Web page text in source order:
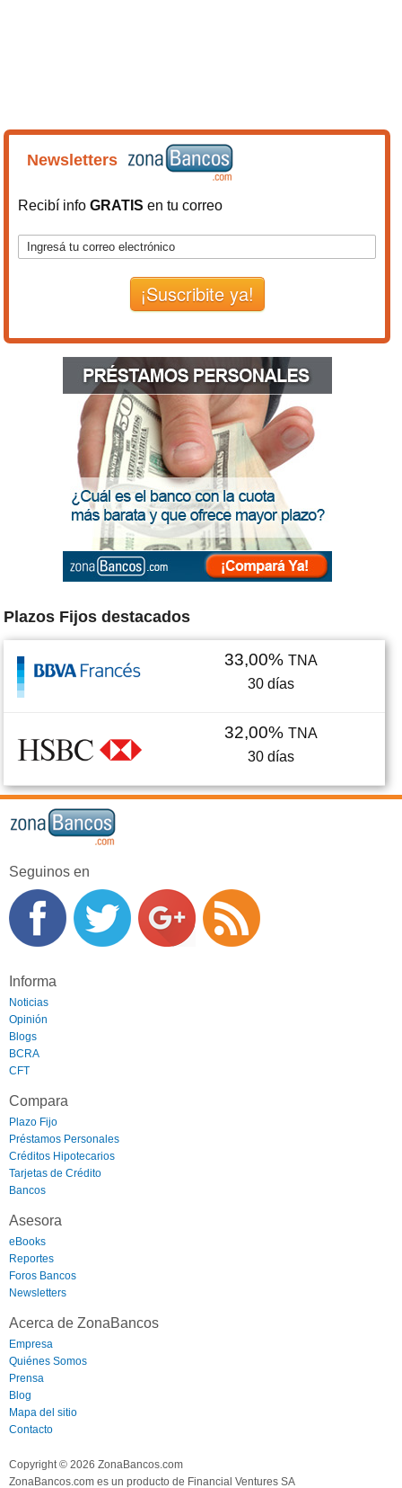
Newsletters
Recibí infoGRATIS en tu correo
¡Suscribite ya!
Plazos Fijos destacados
33,00% TNA
30 días
32,00% TNA
30 días
Seguinos en
Informa
Noticias
Opinión
Blogs
BCRA
CFT
Compara
Plazo Fijo
Préstamos Personales
Créditos Hipotecarios
Tarjetas de Crédito
Bancos
Asesora
eBooks
Reportes
Foros Bancos
Newsletters
Acerca de ZonaBancos
Empresa
Quiénes Somos
Prensa
Blog
Mapa del sitio
Contacto
Copyright © 2026 ZonaBancos.com
ZonaBancos.com es un producto de Financial Ventures SA